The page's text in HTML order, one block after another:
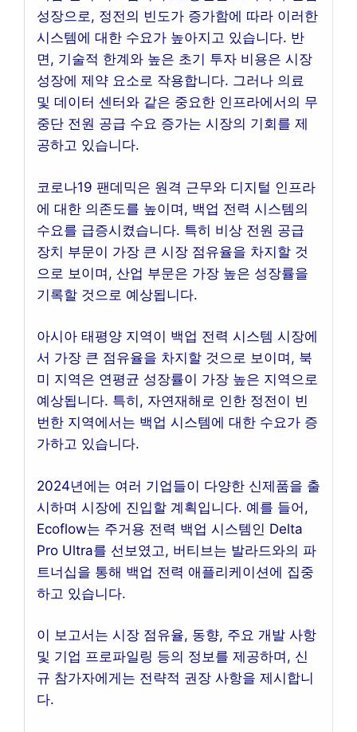
성장으로, 정전의 빈도가 증가함에 따라 이러한
시스템에 대한 수요가 높아지고 있습니다. 반
면, 기술적 한계와 높은 초기 투자 비용은 시장
성장에 제약 요소로 작용합니다. 그러나 의료
및 데이터 센터와 같은 중요한 인프라에서의 무
중단 전원 공급 수요 증가는 시장의 기회를 제
공하고 있습니다.
코로나19 팬데믹은 원격 근무와 디지털 인프라
에 대한 의존도를 높이며, 백업 전력 시스템의
수요를 급증시켰습니다. 특히 비상 전원 공급
장치 부문이 가장 큰 시장 점유율을 차지할 것
으로 보이며, 산업 부문은 가장 높은 성장률을
기록할 것으로 예상됩니다.
아시아 태평양 지역이 백업 전력 시스템 시장에
서 가장 큰 점유율을 차지할 것으로 보이며, 북
미 지역은 연평균 성장률이 가장 높은 지역으로
예상됩니다. 특히, 자연재해로 인한 정전이 빈
번한 지역에서는 백업 시스템에 대한 수요가 증
가하고 있습니다.
2024년에는 여러 기업들이 다양한 신제품을 출
시하며 시장에 진입할 계획입니다. 예를 들어,
Ecoflow는 주거용 전력 백업 시스템인 Delta
Pro Ultra를 선보였고, 버티브는 발라드와의 파
트너십을 통해 백업 전력 애플리케이션에 집중
하고 있습니다.
이 보고서는 시장 점유율, 동향, 주요 개발 사항
및 기업 프로파일링 등의 정보를 제공하며, 신
규 참가자에게는 전략적 권장 사항을 제시합니
다.